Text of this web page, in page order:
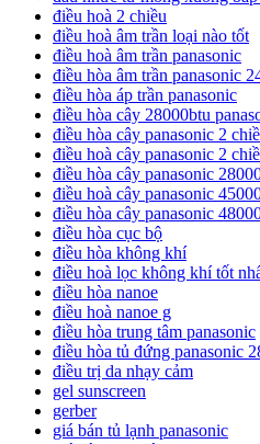
điều hoà 2 chiều
điều hoà âm trần loại nào tốt
điều hoà âm trần panasonic
điều hòa âm trần panasonic
điều hòa áp trần panasonic
điều hòa cây 28000btu
điều hòa cây panasonic 2
điều hoà cây panasonic 2
điều hòa cây panasonic
điều hoà cây panasonic
điều hòa cây panasonic
điều hòa cục bộ
điều hòa không khí
điều hoà lọc không khí tốt
điều hòa nanoe
điều hoà nanoe g
điều hòa trung tâm panasonic
điều hòa tủ đứng panasonic
điều trị da nhạy cảm
gel sunscreen
gerber
giá bán tủ lạnh panasonic